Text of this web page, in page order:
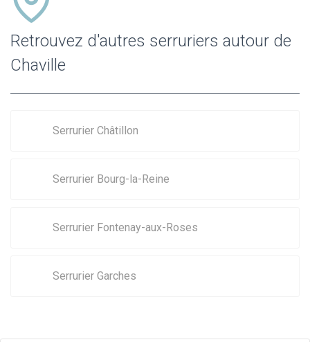
Retrouvez d'autres serruriers autour de
Chaville
Serrurier Châtillon
Serrurier Bourg-la-Reine
Serrurier Fontenay-aux-Roses
Serrurier Garches